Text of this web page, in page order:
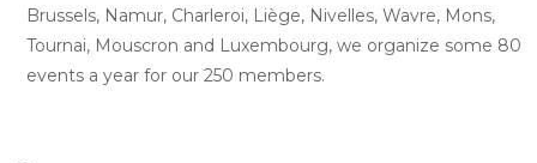
Brussels, Namur, Charleroi, Liège, Nivelles, Wavre, Mons,
Tournai, Mouscron and Luxembourg, we organize some 80
events a year for our 250 members.